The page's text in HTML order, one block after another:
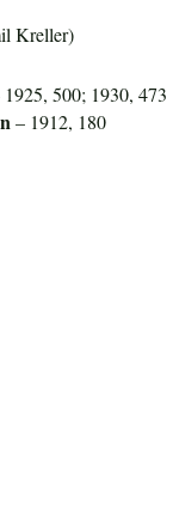
Kreller)
1925, 500; 1930, 473
– 1912, 180